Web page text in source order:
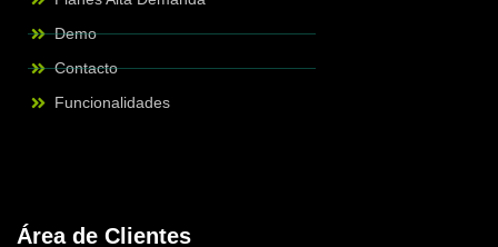
Demo
Contacto
Funcionalidades
Área de Clientes